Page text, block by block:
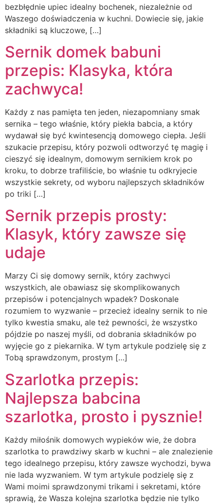
bezbłędnie upiec idealny bochenek, niezależnie od
Waszego doświadczenia w kuchni. Dowiecie się, jakie
składniki są kluczowe, […]
Sernik domek babuni
przepis: Klasyka, która
zachwyca!
Każdy z nas pamięta ten jeden, niezapomniany smak
sernika – tego właśnie, który piekła babcia, a który
wydawał się być kwintesencją domowego ciepła. Jeśli
szukacie przepisu, który pozwoli odtworzyć tę magię i
cieszyć się idealnym, domowym sernikiem krok po
kroku, to dobrze trafiliście, bo właśnie tu odkryjecie
wszystkie sekrety, od wyboru najlepszych składników
po triki […]
Sernik przepis prosty:
Klasyk, który zawsze się
udaje
Marzy Ci się domowy sernik, który zachwyci
wszystkich, ale obawiasz się skomplikowanych
przepisów i potencjalnych wpadek? Doskonale
rozumiem to wyzwanie – przecież idealny sernik to nie
tylko kwestia smaku, ale też pewności, że wszystko
pójdzie po naszej myśli, od dobrania składników po
wyjęcie go z piekarnika. W tym artykule podzielę się z
Tobą sprawdzonym, prostym […]
Szarlotka przepis:
Najlepsza babcina
szarlotka, prosto i pysznie!
Każdy miłośnik domowych wypieków wie, że dobra
szarlotka to prawdziwy skarb w kuchni – ale znalezienie
tego idealnego przepisu, który zawsze wychodzi, bywa
nie lada wyzwaniem. W tym artykule podzielę się z
Wami moimi sprawdzonymi trikami i sekretami, które
sprawią, że Wasza kolejna szarlotka będzie nie tylko